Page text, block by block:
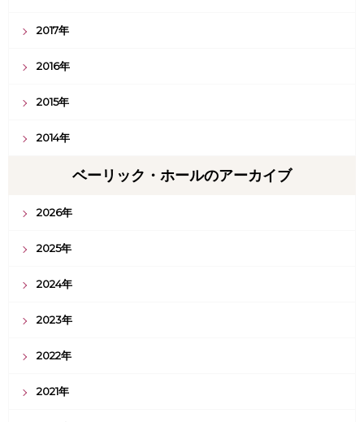
2017年
2016年
2015年
2014年
ベーリック・ホールのアーカイブ
2026年
2025年
2024年
2023年
2022年
2021年